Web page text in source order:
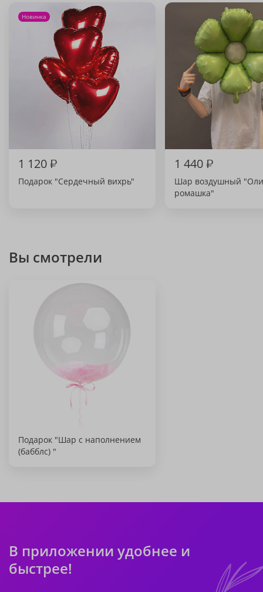
Новинка
1 120₽
Подарок "Сердечный вихрь"
1 440₽
Шар воздушный
ромашка"
Вы смотрели
Подарок "Шар с наполнением
(бабблс) "
В приложении удобнее и
быстрее!